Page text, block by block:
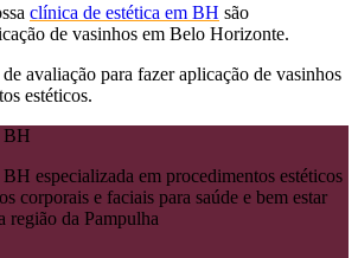
clínica de estética em BH são
de vasinhos em Belo Horizonte.
avaliação para fazer aplicação de vasinhos
estéticos.
BH
especializada em procedimentos estéticos
corporais e faciais para saúde e bem estar
região da Pampulha